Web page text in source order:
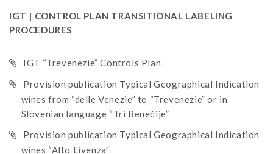
IGT | CONTROL PLAN TRANSITIONAL LABELING
PROCEDURES
IGT “Trevenezie” Controls Plan
Provision publication Typical Geographical Indication
wines from “delle Venezie” to “Trevenezie” or in
Slovenian language “Tri Benečije”
Provision publication Typical Geographical Indication
wines “Alto Livenza”